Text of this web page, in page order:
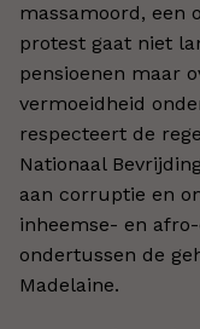
massamoord, een
protest gaat niet
pensioenen maar
vermoeidheid
respecteert de
Nationaal
aan corruptie en
inheemse- en
ondertussen de
Madelaine.